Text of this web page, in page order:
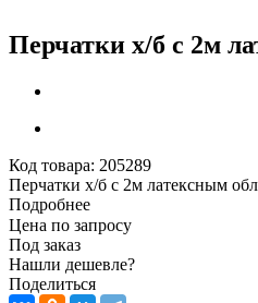
Перчатки х/б с 2м
Код товара: 205289
Перчатки х/б с 2м латексным
Подробнее
Цена по запросу
Под заказ
Нашли дешевле?
Поделиться